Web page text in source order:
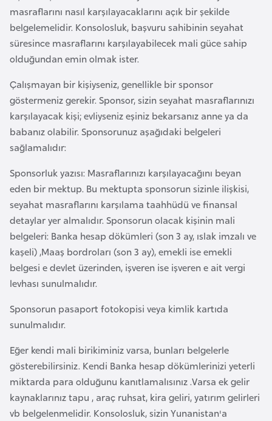
masraflarını nasıl karşılayacaklarını açık bir şekilde
belgelemelidir. Konsolosluk, başvuru sahibinin seyahat
süresince masraflarını karşılayabilecek mali güce sahip
olduğundan emin olmak ister.
Çalışmayan bir kişiyseniz, genellikle bir sponsor
göstermeniz gerekir. Sponsor, sizin seyahat masraflarınızı
karşılayacak kişi; evliyseniz eşiniz bekarsanız anne ya da
babanız olabilir. Sponsorunuz aşağıdaki belgeleri
sağlamalıdır:
Sponsorluk yazısı: Masraflarınızı karşılayacağını beyan
eden bir mektup. Bu mektupta sponsorun sizinle ilişkisi,
seyahat masraflarını karşılama taahhüdü ve finansal
detaylar yer almalıdır. Sponsorun olacak kişinin mali
belgeleri: Banka hesap dökümleri (son 3 ay, ıslak imzalı ve
kaşeli) ,Maaş bordroları (son 3 ay), emekli ise emekli
belgesi e devlet üzerinden, işveren ise işveren e ait vergi
levhası sunulmalıdır.
Sponsorun pasaport fotokopisi veya kimlik kartıda
sunulmalıdır.
Eğer kendi mali birikiminiz varsa, bunları belgelerle
gösterebilirsiniz. Kendi Banka hesap dökümlerinizi yeterli
miktarda para olduğunu kanıtlamalısınız .Varsa ek gelir
kaynaklarınız tapu , araç ruhsat, kira geliri, yatırım gelirleri
vb belgelenmelidir. Konsolosluk, sizin Yunanistan'a
İ
z
l
n
d
a
a
m
b
o
ç
y
a
K
a
e
r
u
n